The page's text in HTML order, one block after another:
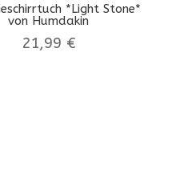
*Light Stone*
von Humdakin
21,99 €